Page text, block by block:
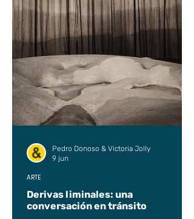
Derivas liminales: una
conversación en tránsito
ARTE
Pedro Donoso & Victoria Jolly
9 jun